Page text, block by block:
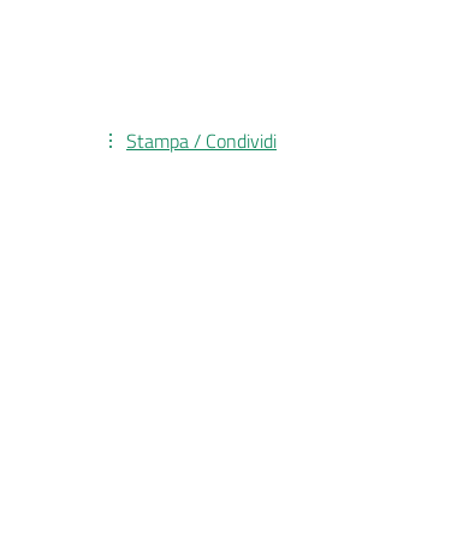
Stampa / Condividi